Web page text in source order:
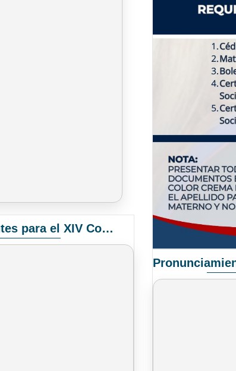
Convocatoria Elección de Delegados Docentes para el XIV Congreso Nacional de Universidades